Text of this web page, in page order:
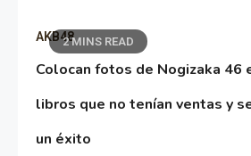
2 MINS READ
AKB48
Colocan fotos de Nogizaka 46
libros que no tenían ventas y
un éxito